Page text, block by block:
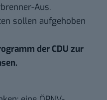
Aus.
sollen aufgehoben
der CDU zur
.